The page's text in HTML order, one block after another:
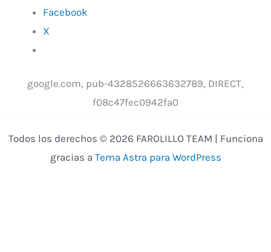
Facebook
X
google.com, pub-4328526663632789, DIRECT,
f08c47fec0942fa0
Todos los derechos © 2026 FAROLILLO TEAM | Funciona
gracias a Tema Astra para WordPress